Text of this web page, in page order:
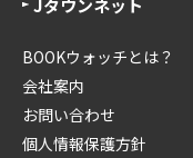
Jタウンネット
BOOKウォッチとは？
会社案内
お問い合わせ
個人情報保護方針